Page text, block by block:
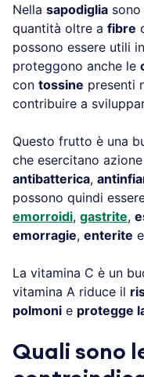
Nella sapodiglia
quantità oltre a fibre
possono essere utili
proteggono anche le
con tossine presenti
contribuire a
Questo frutto è una
che esercitano azione
antibatterica,
possono quindi
emorroidi, gastrite,
emorragie, enterite e
La vitamina C è un
vitamina A riduce il
polmoni e protegge
Quali sono